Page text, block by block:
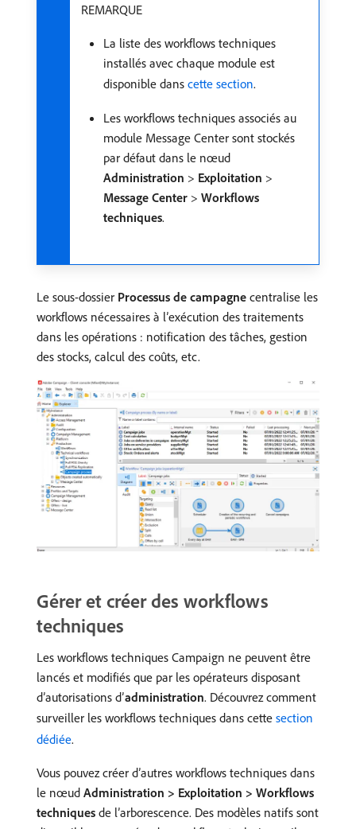
REMARQUE
La liste des workflows techniques
installés avec chaque module est
disponible dans cette section.
Les workflows techniques associés au
module Message Center sont stockés
par défaut dans le nœud
Administration > Exploitation >
Message Center > Workflows
techniques.
Le sous-dossier Processus de campagne centralise les
workflows nécessaires à l’exécution des traitements
dans les opérations : notification des tâches, gestion
des stocks, calcul des coûts, etc.
Gérer et créer des workflows
techniques
Les workflows techniques Campaign ne peuvent être
lancés et modifiés que par les opérateurs disposant
d’autorisations d’administration. Découvrez comment
surveiller les workflows techniques dans cette section
dédiée.
Vous pouvez créer d’autres workflows techniques dans
le nœud Administration > Exploitation > Workflows
techniques de l’arborescence. Des modèles natifs sont